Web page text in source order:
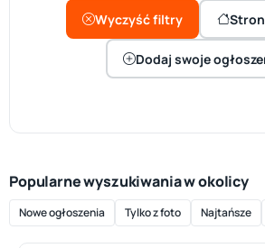
Wyczyść filtry
Dodaj swoje
Popularne wyszukiwania w okolicy
Nowe ogłoszenia Tylko z foto Najtańsze